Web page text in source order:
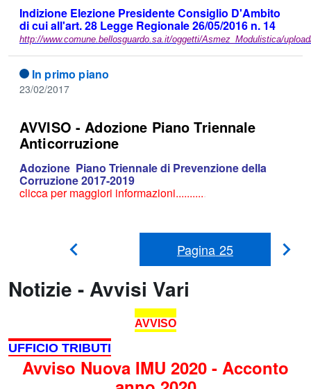
Indizione Elezione Presidente Consiglio D'Ambito
di cui all'art. 28 Legge Regionale 26/05/2016 n. 14
http://www.comune.bellosguardo.sa.it/oggetti/Asmez_Modulistica/
In primo piano
23/02/2017
AVVISO - Adozione Piano Triennale
Anticorruzione
Adozione Piano Triennale di Prevenzione della
Corruzione 2017-2019
clicca per maggiori informazioni...........
Pagina 25
Notizie - Avvisi Vari
AVVISO
UFFICIO TRIBUTI
Avviso Nuova IMU 2020 - Acconto